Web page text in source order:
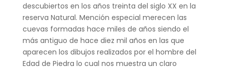
descubiertos en los años treinta del siglo XX en la
reserva Natural. Mención especial merecen las
cuevas formadas hace miles de años siendo el
más antiguo de hace diez mil años en las que
aparecen los dibujos realizados por el hombre del
Edad de Piedra lo cual nos muestra un claro